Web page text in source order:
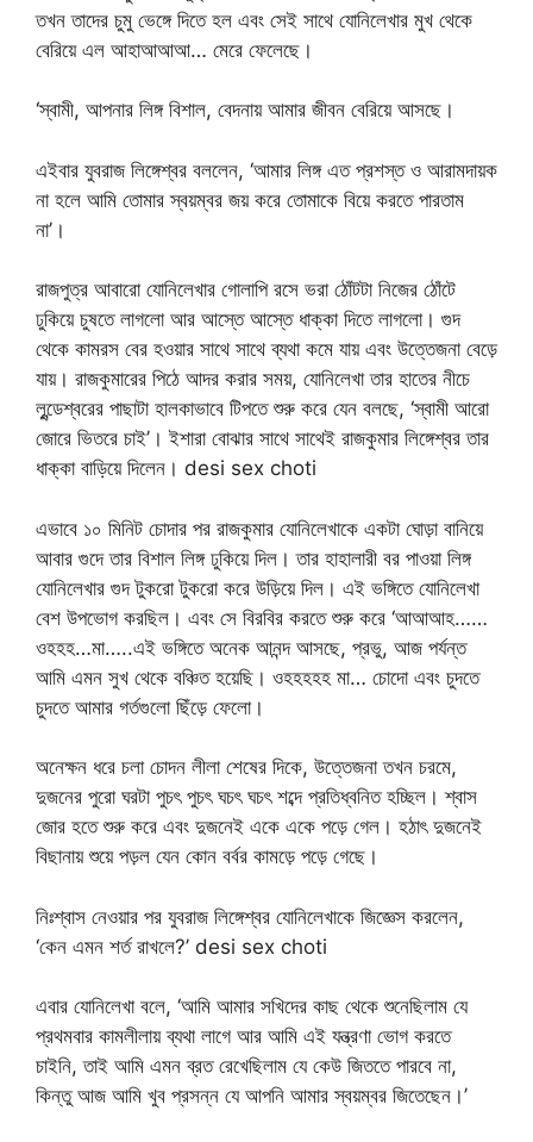
তখন তাদের চুমু ভেঙ্গে দিতে হল এবং সেই সাথে যোনিলেখার মুখ থেকে
বেরিয়ে এল আহাআআআ… মেরে ফেলেছে।
‘স্বামী, আপনার লিঙ্গ বিশাল, বেদনায় আমার জীবন বেরিয়ে আসছে।
এইবার যুবরাজ লিঙ্গেশ্বর বললেন, ‘আমার লিঙ্গ এত প্রশস্ত ও আরামদায়ক
না হলে আমি তোমার স্বয়ম্বর জয় করে তোমাকে বিয়ে করতে পারতাম
না’।
রাজপুত্র আবারো যোনিলেখার গোলাপি রসে ভরা ঠোঁটটা নিজের ঠোঁটে
ঢুকিয়ে চুষতে লাগলো আর আস্তে আস্তে ধাক্কা দিতে লাগলো। গুদ
থেকে কামরস বের হওয়ার সাথে সাথে ব্যথা কমে যায় এবং উত্তেজনা বেড়ে
যায়। রাজকুমারের পিঠে আদর করার সময়, যোনিলেখা তার হাতের নীচে
লুন্ডেশ্বরের পাছাটা হালকাভাবে টিপতে শুরু করে যেন বলছে, ‘স্বামী আরো
জোরে ভিতরে চাই’। ইশারা বোঝার সাথে সাথেই রাজকুমার লিঙ্গেশ্বর তার
ধাক্কা বাড়িয়ে দিলেন। desi sex choti
এভাবে ১০ মিনিট চোদার পর রাজকুমার যোনিলেখাকে একটা ঘোড়া বানিয়ে
আবার গুদে তার বিশাল লিঙ্গ ঢুকিয়ে দিল। তার হাহালারী বর পাওয়া লিঙ্গ
যোনিলেখার গুদ টুকরো টুকরো করে উড়িয়ে দিল। এই ভঙ্গিতে যোনিলেখা
বেশ উপভোগ করছিল। এবং সে বিরবির করতে শুরু করে ‘আআআহ……
ওহহহ…মা…..এই ভঙ্গিতে অনেক আনন্দ আসছে, প্রভু, আজ পর্যন্ত
আমি এমন সুখ থেকে বঞ্চিত হয়েছি। ওহহহহহ মা… চোদো এবং চুদতে
চুদতে আমার গর্তগুলো ছিঁড়ে ফেলো।
অনেক্ষন ধরে চলা চোদন লীলা শেষের দিকে, উত্তেজনা তখন চরমে,
দুজনের পুরো ঘরটা পুচৎ পুচৎ ঘচৎ ঘচৎ শব্দে প্রতিধ্বনিত হচ্ছিল। শ্বাস
জোর হতে শুরু করে এবং দুজনেই একে একে পড়ে গেল। হঠাৎ দুজনেই
বিছানায় শুয়ে পড়ল যেন কোন বর্বর কামড়ে পড়ে গেছে।
নিঃশ্বাস নেওয়ার পর যুবরাজ লিঙ্গেশ্বর যোনিলেখাকে জিজ্ঞেস করলেন,
‘কেন এমন শর্ত রাখলে?’ desi sex choti
এবার যোনিলেখা বলে, ‘আমি আমার সখিদের কাছ থেকে শুনেছিলাম যে
প্রথমবার কামলীলায় ব্যথা লাগে আর আমি এই যন্ত্রণা ভোগ করতে
চাইনি, তাই আমি এমন ব্রত রেখেছিলাম যে কেউ জিততে পারবে না,
কিন্তু আজ আমি খুব প্রসন্ন যে আপনি আমার স্বয়ম্বর জিতেছেন।’